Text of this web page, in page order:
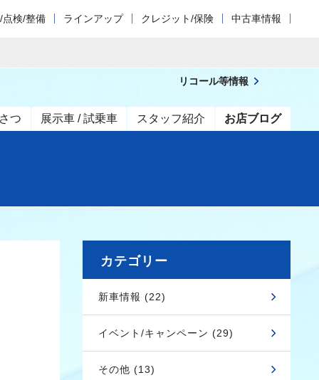
点検/整備 ラインアップ クレジット/保険 中古車情報
つ 展示車 / 試乗車 スタッフ紹介 お店ブログ
リコール等情報
カテゴリー
新車情報 (22)
イベント/キャンペーン (29)
その他 (13)